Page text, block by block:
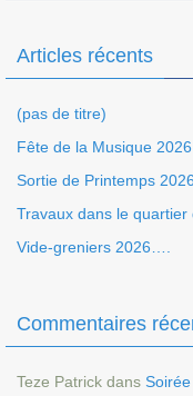
Articles récents
(pas de titre)
Fête de la Musique
Sortie de Printemps
Travaux dans le quartier
Vide-greniers 2026….
Commentaires
Teze Patrick dans